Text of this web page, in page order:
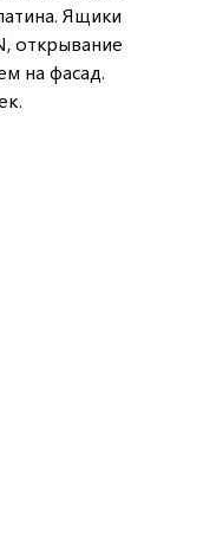
Ящики
открывание
на фасад.